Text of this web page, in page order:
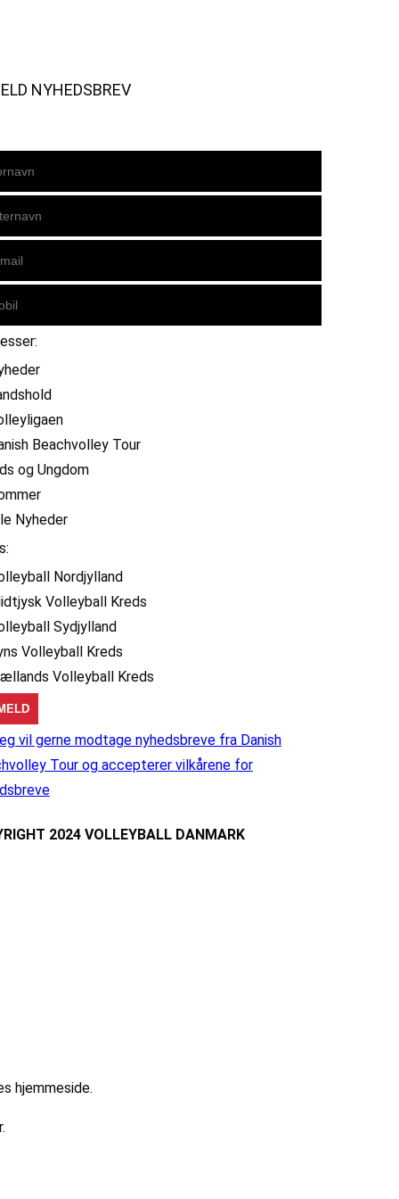
NYHEDSBREV
Beachvolley Tour
og Ungdom
Nyheder
Nordjylland
Volleyball Kreds
Sydjylland
Volleyball Kreds
Volleyball Kreds
vil gerne modtage nyhedsbreve fra Danish
Tour og accepterer vilkårene for
2024 VOLLEYBALL DANMARK
hjemmeside.